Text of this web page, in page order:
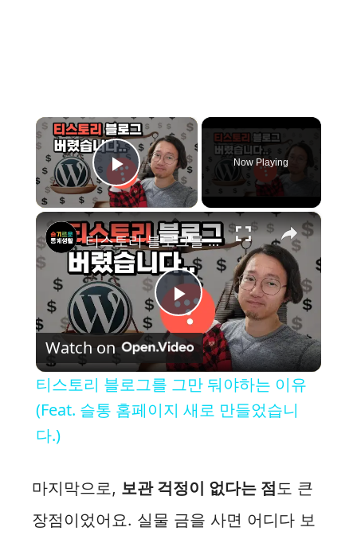
×
Play Video
Now Playing
×
P
l
a
V
티스토리 블로그를 그만 둬야하는 이유 (Feat. 슬통 홈페이지 새로 만들었습니다.)
Watch on
티스토리 블로그를 그만 둬야하는 이유
(Feat. 슬통 홈페이지 새로 만들었습니
다.)
마지막으로, 보관 걱정이 없다는 점도 큰
장점이었어요. 실물 금을 사면 어디다 보